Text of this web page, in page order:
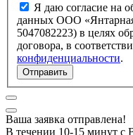
Я даю согласие на
данных ООО
5047082223) в целях обработки запроса и заключение
договора, в
конфиденциальности.
Отправить
Ваша заявка отправлена!
В течении 10-15 минут с